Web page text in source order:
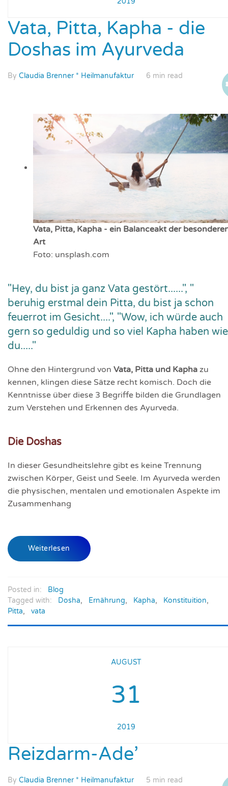
Vata, Pitta, Kapha - die
Doshas im Ayurveda
By Claudia Brenner * Heilmanufaktur 6 min read
Vata, Pitta, Kapha - ein Balanceakt der
Art
Foto: unsplash.com
"Hey, du bist ja ganz Vata gestört......", "
beruhig erstmal dein Pitta, du bist ja schon
feuerrot im Gesicht....", "Wow, ich würde auch
gern so geduldig und so viel Kapha haben wie
du....."
Ohne den Hintergrund von Vata, Pitta und Kapha zu
kennen, klingen diese Sätze recht komisch. Doch die
Kenntnisse über diese 3 Begriffe bilden die Grundlagen
zum Verstehen und Erkennen des Ayurveda.
Die Doshas
In dieser Gesundheitslehre gibt es keine Trennung
zwischen Körper, Geist und Seele. Im Ayurveda werden
die physischen, mentalen und emotionalen Aspekte im
Zusammenhang
Weiterlesen
Posted in:
Blog
Tagged with:
Dosha, Ernährung, Kapha, Konstituition,
Pitta, vata
AUGUST
31
2019
Reizdarm-Ade’
By Claudia Brenner * Heilmanufaktur 5 min read